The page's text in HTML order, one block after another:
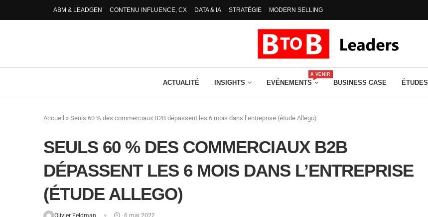
ABM & LEADGEN CONTENU INFLUENCE, CX DATA & IA STRATÉGIE MODERN SELLING
ACTUALITÉ INSIGHTS EVÉNEMENTS
A VENIR
BUSINESS CASE ÉTUDES
Accueil » Seuls 60 % des commerciaux B2B dépassent les 6 mois dans l’entreprise (étude Allego)
SEULS 60 % DES COMMERCIAUX B2B
DÉPASSENT LES 6 MOIS DANS L’ENTREPRISE
(ÉTUDE ALLEGO)
Olivier Feldman 6 mai 2022